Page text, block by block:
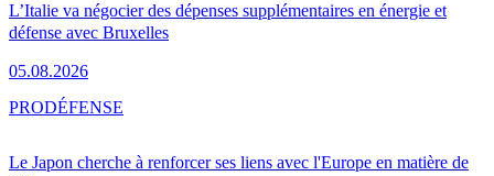
L’Italie va négocier des dépenses supplémentaires en énergie et
défense avec Bruxelles
05.08.2026
Le Japon cherche à renforcer ses liens avec l'Europe en matière de
PRODÉFENSE